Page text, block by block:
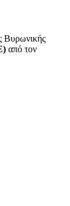
Βυρωνικής
από τον